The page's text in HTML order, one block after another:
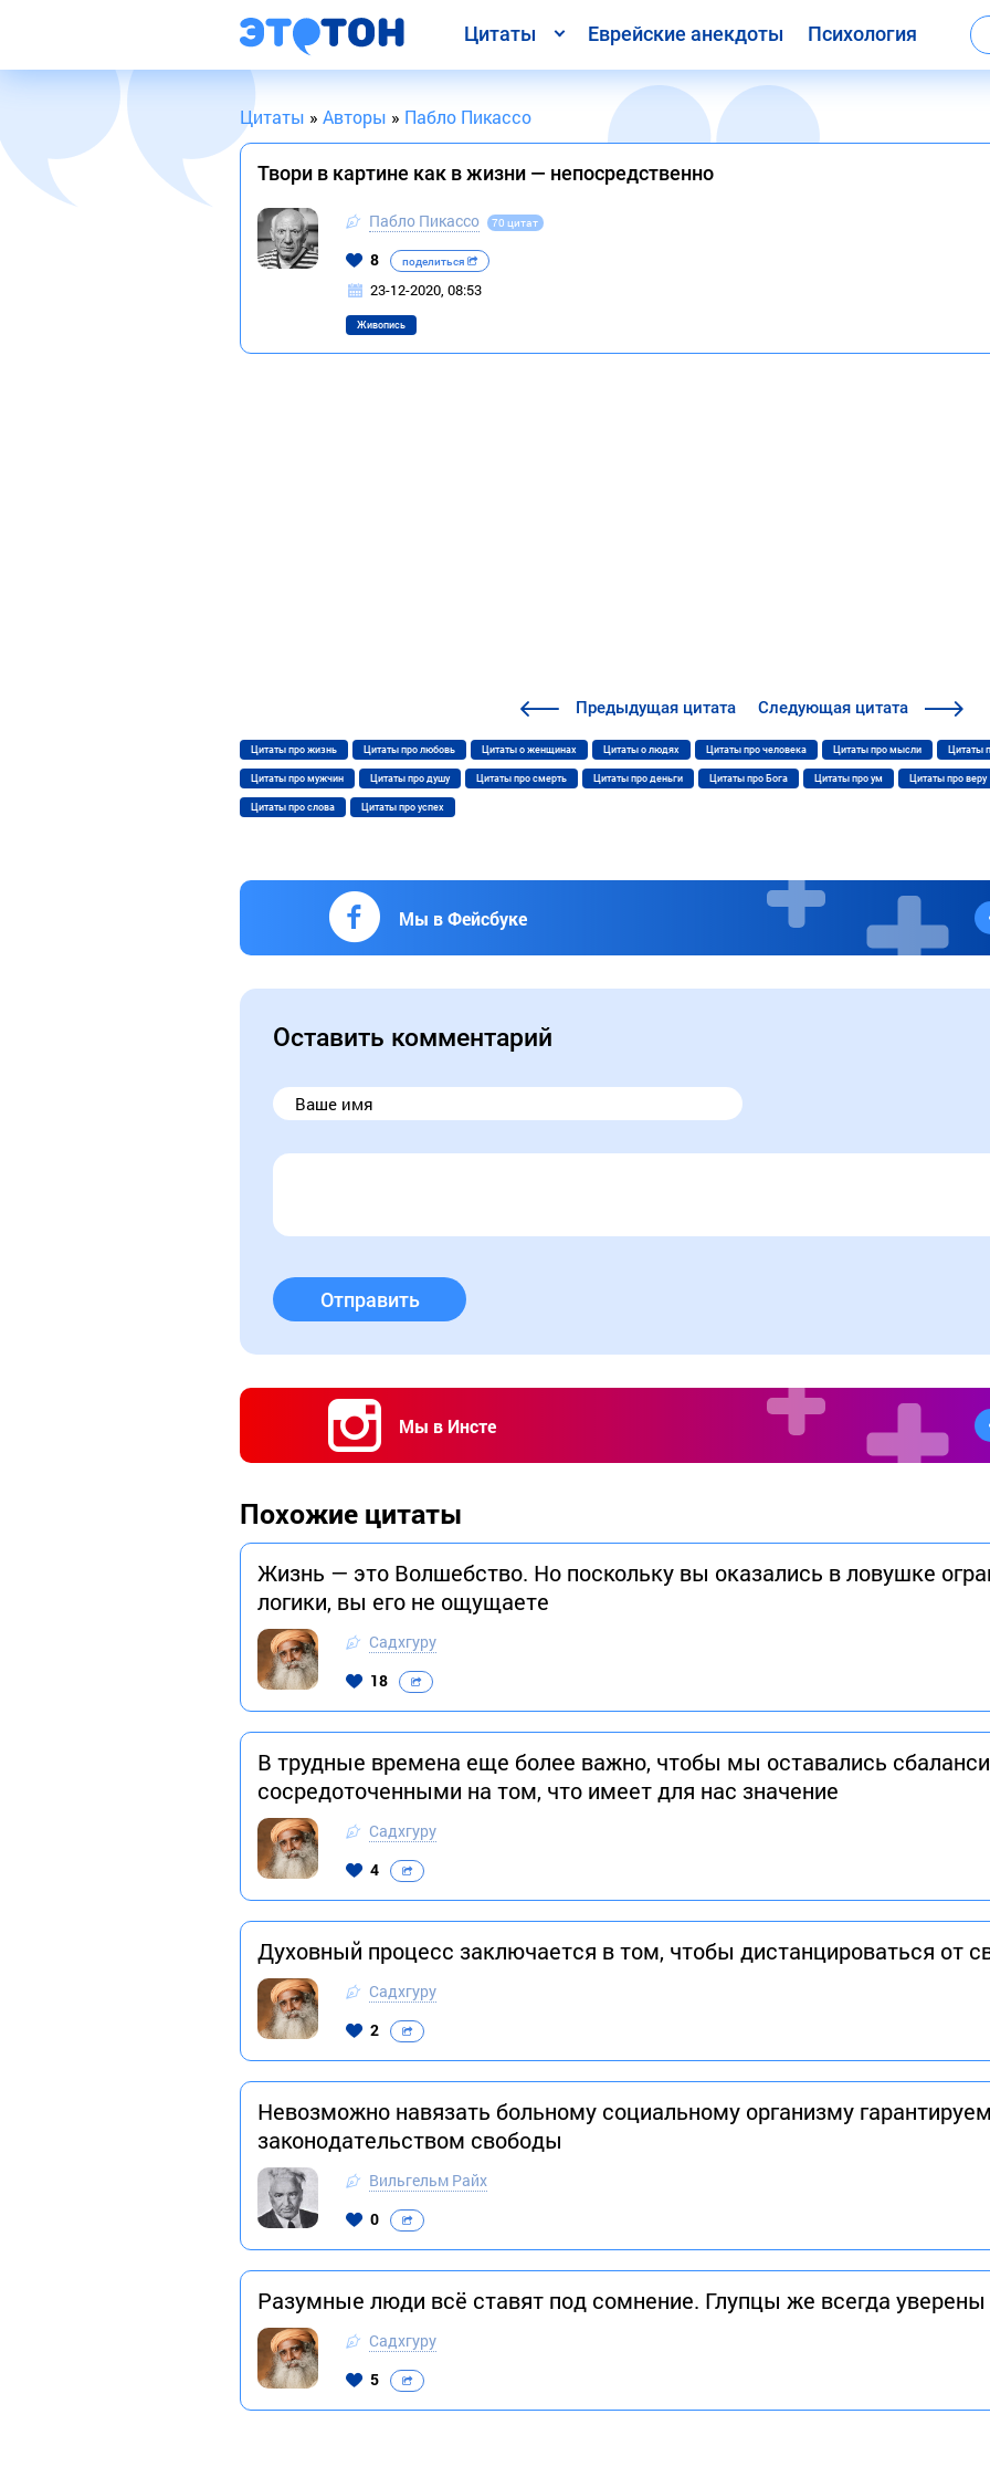
Цитаты Еврейские анекдоты Психология
Цитаты » Авторы » Пабло Пикассо
Твори в картине как в жизни — непосредственно
Пабло Пикассо 70 цитат
8 поделиться
23-12-2020, 08:53
Живопись
Предыдущая цитата Следующая цитата
Цитаты про жизнь Цитаты про любовь Цитаты о женщинах Цитаты о людях Цитаты про человека Цитаты про мысли Цитаты
Цитаты про мужчин Цитаты про душу Цитаты про смерть Цитаты про деньги Цитаты про Бога Цитаты про ум Цитаты про веру
Цитаты про слова Цитаты про успех
Мы в Фейсбуке
Оставить комментарий
Отправить
Мы в Инсте
Похожие цитаты
Жизнь — это Волшебство. Но поскольку вы оказались в ловушке
логики, вы его не ощущаете
Садхгуру
18
В трудные времена еще более важно, чтобы мы оставались
сосредоточенными на том, что имеет для нас значение
Садхгуру
4
Духовный процесс заключается в том, чтобы дистанцироваться от
Садхгуру
2
Невозможно навязать больному социальному организму
законодательством свободы
Вильгельм Райх
0
Разумные люди всё ставят под сомнение. Глупцы же всегда уверены
Садхгуру
5